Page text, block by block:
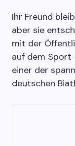
Ihr Freund
aber sie
mit der
auf dem Sport
einer der
deutschen